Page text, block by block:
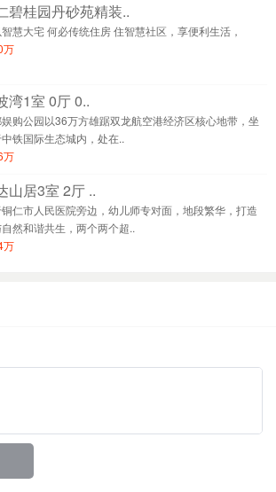
碧桂园丹砂苑精装..
慧大宅 何必传统住房 住智慧社区，享便利生活，
万
湾1室 0厅 0..
购公园以36万方雄踞双龙航空港经济区核心地带，坐
铁国际生态城内，处在..
万
山居3室 2厅 ..
仁市人民医院旁边，幼儿师专对面，地段繁华，打造
自然和谐共生，两个两个超..
万